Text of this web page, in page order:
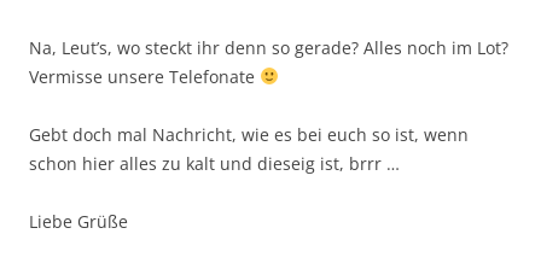
Na, Leut’s, wo steckt ihr denn so gerade? Alles noch im Lot?
Vermisse unsere Telefonate
Gebt doch mal Nachricht, wie es bei euch so ist, wenn
schon hier alles zu kalt und dieseig ist, brrr …
Liebe Grüße